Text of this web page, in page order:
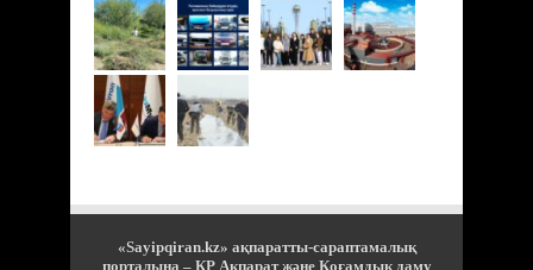
«Sayipqiran.kz» ақпаратты-сараптамалық
порталына – ҚР Ақпарат және Қоғамдық даму